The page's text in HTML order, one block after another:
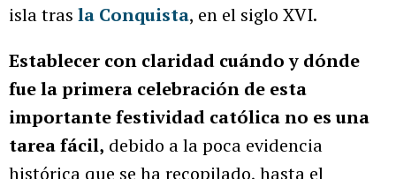
isla tras la Conquista, en el siglo XVI.
Establecer con claridad cuándo y dónde
fue la primera celebración de esta
importante festividad católica no es una
tarea fácil, debido a la poca evidencia
histórica que se ha recopilado, hasta el